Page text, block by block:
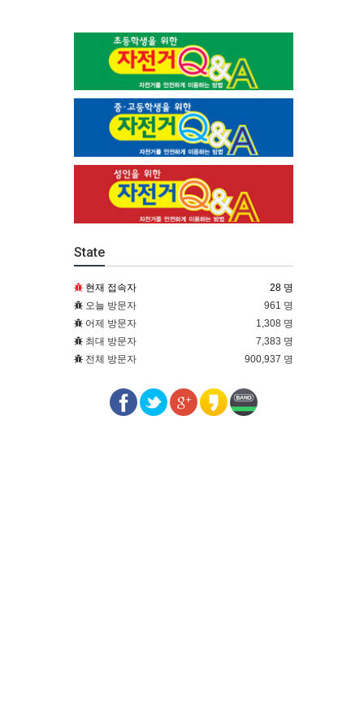
State
현재 접속자
28 명
오늘 방문자
961 명
어제 방문자
1,308 명
최대 방문자
7,383 명
전체 방문자
900,937 명